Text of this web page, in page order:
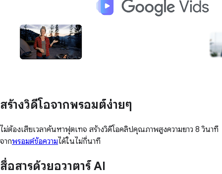
สร้างวิดีโอจากพรอมต์ง่ายๆ
ไม่ต้องเสียเวลาค้นหาฟุตเทจ สร้างวิดีโอคลิปคุณภาพสูงความยาว 8 วินาที
จากพรอมต์ข้อความได้ในไม่กี่นาที
สื่อสารด้วยอวาตาร์ AI